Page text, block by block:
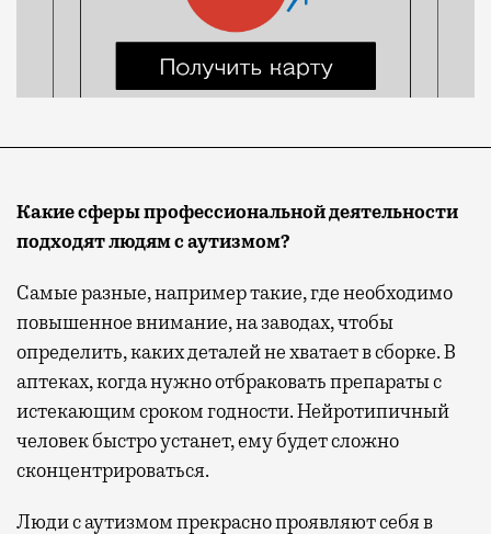
Какие сферы профессиональной деятельности
подходят людям с аутизмом?
Самые разные, например такие, где необходимо
повышенное внимание, на заводах, чтобы
определить, каких деталей не хватает в сборке. В
аптеках, когда нужно отбраковать препараты с
истекающим сроком годности. Нейротипичный
человек быстро устанет, ему будет сложно
сконцентрироваться.
Люди с аутизмом прекрасно проявляют себя в